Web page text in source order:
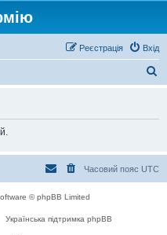
Вхід
Реєстрація
Часовий пояс UTC
© phpBB Limited
Українська підтримка phpBB